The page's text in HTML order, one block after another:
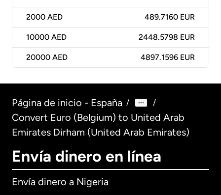
2000 AED 489.7160 EUR
10000 AED 2448.5798 EUR
20000 AED 4897.1596 EUR
Página de inicio - España / /
Convert Euro (Belgium) to United Arab
Emirates Dirham (United Arab Emirates)
Envía dinero en línea
Envía dinero a Nigeria